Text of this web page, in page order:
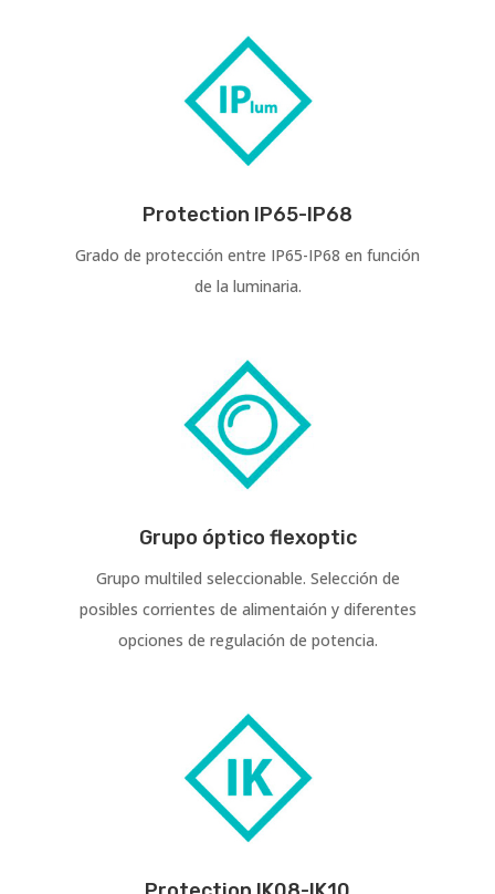
Protection IP65-IP68
Grado de protección entre IP65-IP68 en función
de la luminaria.
Grupo óptico flexoptic
Grupo multiled seleccionable. Selección de
posibles corrientes de alimentaión y diferentes
opciones de regulación de potencia.